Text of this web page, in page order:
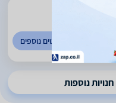
לפרטים נוספים